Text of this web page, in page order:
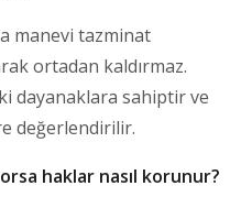
manevi tazminat
ortadan kaldırmaz.
dayanaklara sahiptir ve
değerlendirilir.
haklar nasıl korunur?